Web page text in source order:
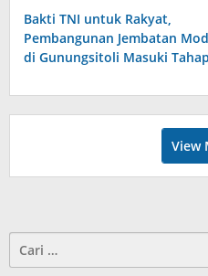
Bakti TNI untuk Rakyat,
Pembangunan Jembatan
di Gunungsitoli Masuki Tahap
View
untuk: